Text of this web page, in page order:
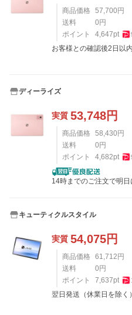
商品価格 57,700円
送料
0円
ポイント
4,647pt
お客様との確認後2日以
ディーライズ
実質 53,748円
商品価格 58,430円
送料
0円
ポイント
4,682pt
14時までのご注文で明日
キューティクルスタイル
実質 54,075円
商品価格 61,712 円
送料
0 円
ポイント
7,637pt
翌日発送（休業日を除く）